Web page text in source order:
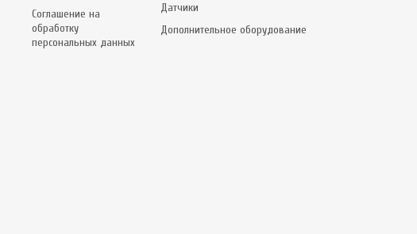
Соглашение на
обработку
персональных данных
Датчики
Дополнительное оборудование